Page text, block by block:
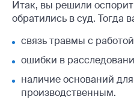
Итак, вы решили
обратились в суд. Тогда
связь травмы с
ошибки в
наличие оснований
производственным.